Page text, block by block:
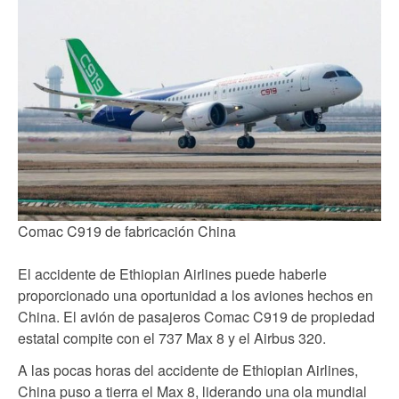
Comac C919 de fabricación China
El accidente de Ethiopian Airlines puede haberle
proporcionado una oportunidad a los aviones hechos en
China. El avión de pasajeros Comac C919 de propiedad
estatal compite con el 737 Max 8 y el Airbus 320.
A las pocas horas del accidente de Ethiopian Airlines,
China puso a tierra el Max 8, liderando una ola mundial